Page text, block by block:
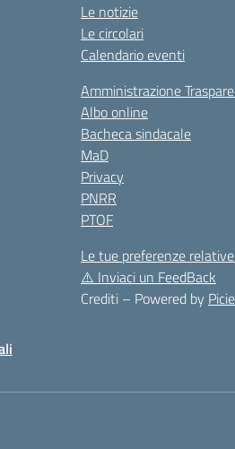
Le notizie
Le circolari
Calendario eventi
Amministrazione
Albo online
Bacheca sindacale
MaD
Privacy
PNRR
PTOF
Le tue preferenze
⚠️ Inviaci un FeedBack
Crediti – Powered by